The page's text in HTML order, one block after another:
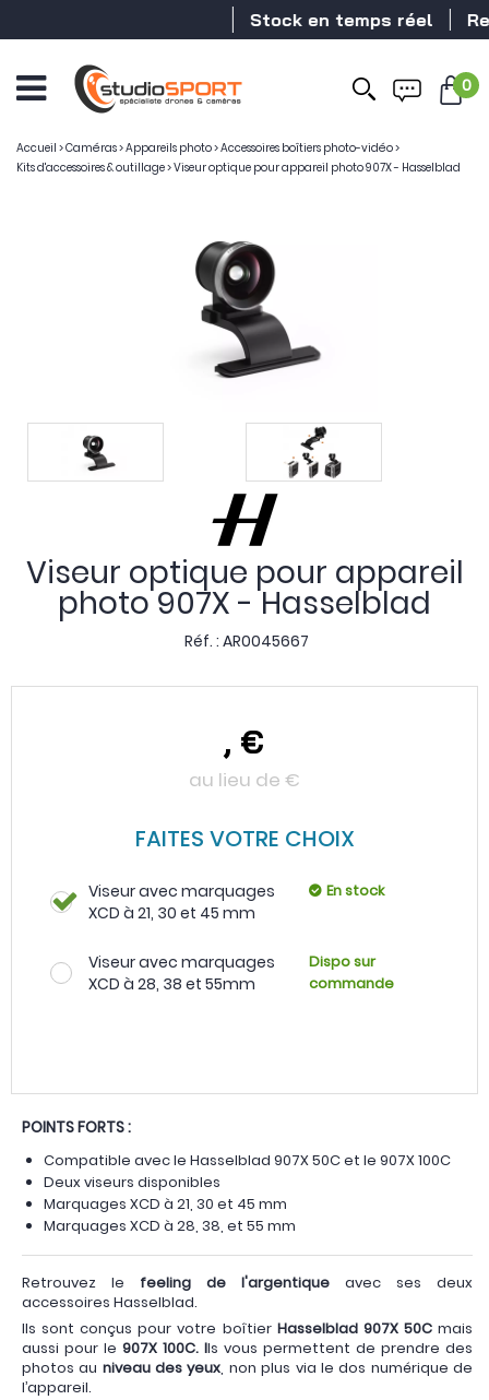
Stock en temps réel
menu
0
Accueil >Caméras>Appareils photo>Accessoires boîtiers photo-vidéo>
Kits d'accessoires & outillage>Viseur optique pour appareil photo 907X - Hasselblad
Viseur optique pour appareil
photo 907X - Hasselblad
Réf. : AR0045667
, €
au lieu de €
FAITES VOTRE CHOIX
Viseur avec marquages
XCD à 21, 30 et 45 mm
En stock
Viseur avec marquages
XCD à 28, 38 et 55mm
Dispo sur
commande
POINTS FORTS :
Compatible avec le Hasselblad 907X 50C et le 907X 100C
Deux viseurs disponibles
Marquages XCD à 21, 30 et 45 mm
Marquages XCD à 28, 38, et 55 mm
Retrouvez le feeling de l'argentique avec ses deux
accessoires Hasselblad.
Ils sont conçus pour votre boîtier Hasselblad 907X 50Cmais
aussi pour le 907X 100C. Ils vous permettent de prendre des
photos au niveau des yeux, non plus via le dos numérique de
l’appareil.